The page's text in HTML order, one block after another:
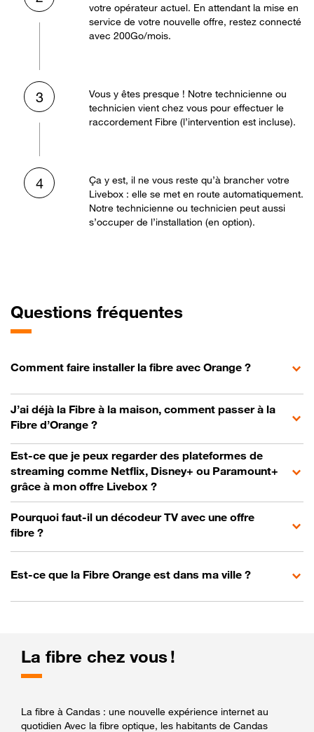
votre opérateur actuel. En attendant la mise en
service de votre nouvelle offre, restez connecté
avec 200Go/mois.
3
Vous y êtes presque ! Notre technicienne ou
technicien vient chez vous pour effectuer le
raccordement Fibre (l’intervention est incluse).
4
Ça y est, il ne vous reste qu’à brancher votre
Livebox : elle se met en route automatiquement.
Notre technicienne ou technicien peut aussi
s’occuper de l’installation (en option).
Questions fréquentes
Comment faire installer la fibre avec Orange ?
J’ai déjà la Fibre à la maison, comment passer à la
Fibre d’Orange ?
Est-ce que je peux regarder des plateformes de
streaming comme Netflix, Disney+ ou Paramount+
grâce à mon offre Livebox ?
Pourquoi faut-il un décodeur TV avec une offre
fibre ?
Est-ce que la Fibre Orange est dans ma ville ?
La fibre chez vous !
La fibre à Candas : une nouvelle expérience internet au
quotidien Avec la fibre optique, les habitants de Candas